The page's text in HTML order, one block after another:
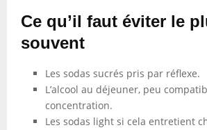
Ce qu’il faut éviter le
souvent
Les sodas sucrés pris par réflexe.
L’alcool au déjeuner, peu
concentration.
Les sodas light si cela entretient